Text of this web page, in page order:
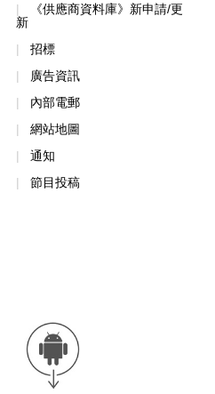
《供應商資料庫》新申請/更
新
招標
廣告資訊
內部電郵
網站地圖
通知
節目投稿